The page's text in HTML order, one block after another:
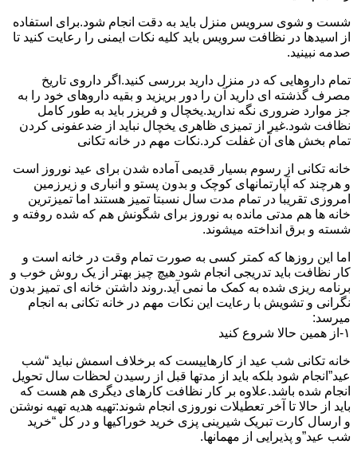
شست و شوی سرویس منزل باید به دقت انجام شود.برای استفاده
از اسیدها در نظافت سرویس باید کلیه نکات ایمنی را رعایت کنید تا
صدمه نبینید.
تمام داروهایی که در منزل دارید بررسی کنید.اگر داروی تاریخ
مصرف گذشته ای دارید آن را دور بریزید و بقیه داروهای خود را به
جز موارد ضروری نگه ندارید.یخچال و فریزر باید به طور کامل
نظافت شود.غیر از تمیزی ظاهری یخچال نباید از ضدعفونی کردن
تمام بخش های آن غفلت کرد.نکات مهم در خانه تکانی
خانه تکانی از رسوم بسیار قدیمی آماده شدن برای عید نوروز است
و هرچند که آپارتمانهای کوچک و بدون پستو و انباری و زیرزمین
امروزی تقریبا در تمام مدت سال نسبتا تمیز هستند اما تمیزترین
خانه ها هم مدتی مانده به نوروز برای شگونش هم که شده روفته و
شسته و برق انداخته میشوند.
اما این روزها که کمتر کسی به صورت تمام وقت در خانه است و
کار نظافت باید تدریجی انجام شود هیچ چیز بهتر از یک روش خوب و
برنامه ریزی شده به کمک ما نمی آید.روند داشتن خانه ای تمیز بدون
نگرانی و تشویش با رعایت این نکات مهم در خانه تکانی به انجام
میرسد:
۱-از همین حالا شروع کنید
خانه تکانی شب عید از کارهاییست که برخلاف اسمش نباید “شب
عید”انجام شود بلکه باید از مدتها قبل از رسیدن لحظات سال تحویل
انجام شده باشد.علاوه بر کار نظافت کارهای دیگری هم هست که
باید از حالا تا آخر تعطیلات نوروزی انجام شوند:تهیه هدیه تهیه نوشتن
و ارسال کارت تبریک شیرینی پزی خرید خوراکیها و در کل “خرید
شب عید”و پذیرایی از مهمانها.